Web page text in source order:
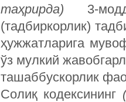
таҳрирда) 3-
(тадбиркорлик)
ҳужжатларига
ўз мулкий
ташаббускорлик
Солиқ кодексининг